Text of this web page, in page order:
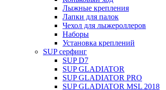
Лыжные крепления
Лапки для палок
Чехол для лыжероллеров
Наборы
Установка креплений
SUP серфинг
SUP D7
SUP GLADIATOR
SUP GLADIATOR PRO
SUP GLADIATOR MSL 2018